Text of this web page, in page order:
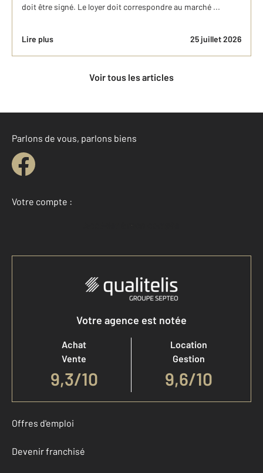
doit être signé. Le loyer doit correspondre au marché ...
Lire plus 25 juillet 2026
Voir tous les articles
Parlons de vous, parlons biens
Votre compte :
Accéder à mon compte
Votre agence est notée
Achat
Vente
9,3/10
Location
Gestion
9,6/10
Offres d'emploi
Devenir franchisé